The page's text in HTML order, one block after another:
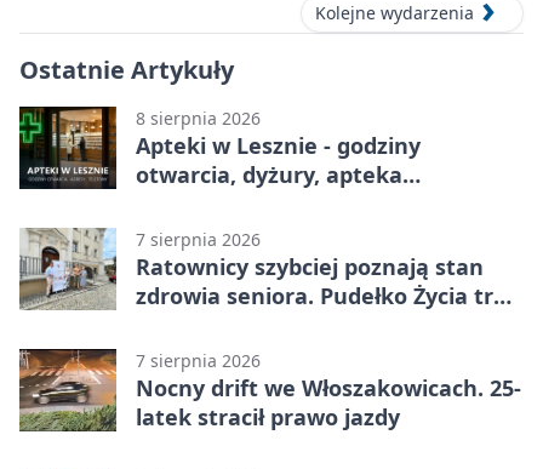
Kolejne wydarzenia
Ostatnie Artykuły
8 sierpnia 2026
Apteki w Lesznie - godziny
otwarcia, dyżury, apteka
7 sierpnia 2026
Ratownicy szybciej poznają stan
zdrowia seniora. Pudełko Życia trafi
7 sierpnia 2026
Nocny drift we Włoszakowicach. 25-
latek stracił prawo jazdy